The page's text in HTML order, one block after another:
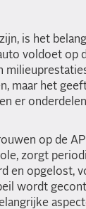
is het
voldoet op
maar het
er
op de
zorgt
en opgelost,
wordt